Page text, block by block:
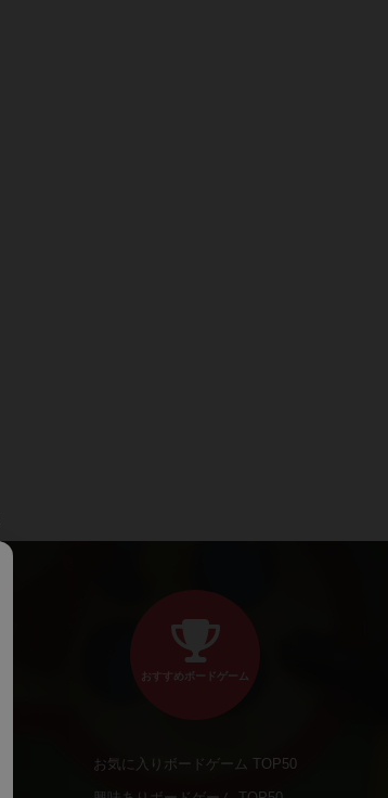
おすすめボードゲーム
お気に入りボードゲーム TOP50